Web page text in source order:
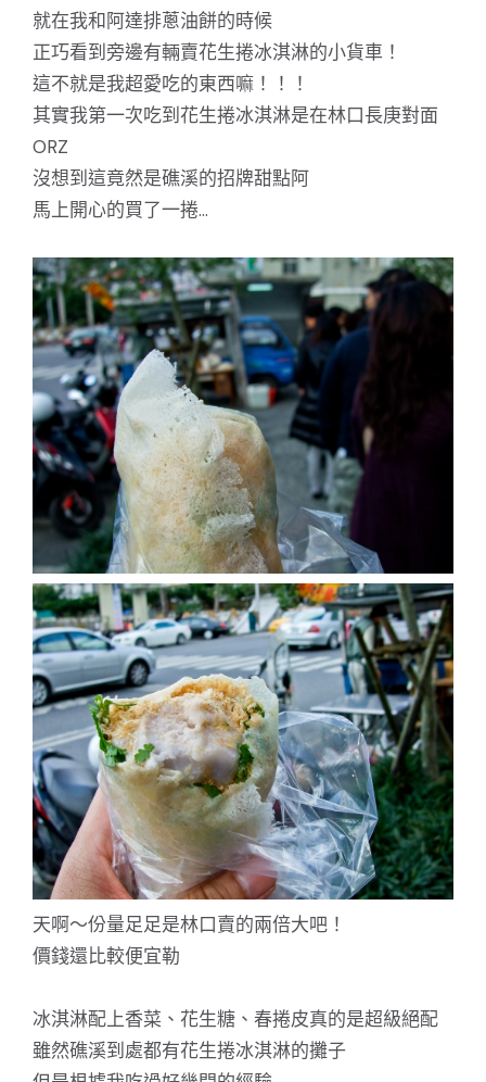
就在我和阿達排蔥油餅的時候
正巧看到旁邊有輛賣花生捲冰淇淋的小貨車！
這不就是我超愛吃的東西嘛！！！
其實我第一次吃到花生捲冰淇淋是在林口長庚對面
ORZ
沒想到這竟然是礁溪的招牌甜點阿
馬上開心的買了一捲…
天啊～份量足足是林口賣的兩倍大吧！
價錢還比較便宜勒
冰淇淋配上香菜、花生糖、春捲皮真的是超級絕配
雖然礁溪到處都有花生捲冰淇淋的攤子